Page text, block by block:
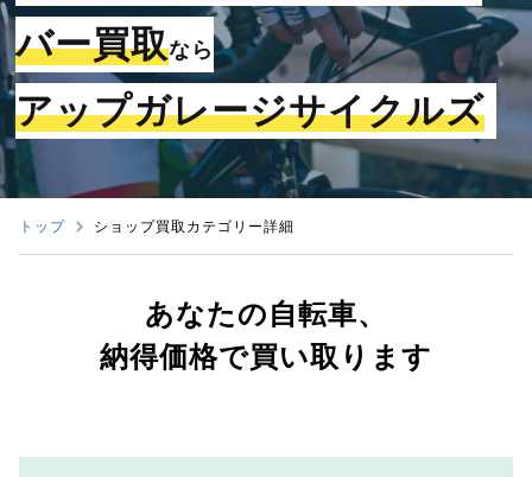
バー買取なら
アップガレージサイクルズ
トップ ショップ買取カテゴリー詳細
あなたの自転車、
納得価格で買い取ります